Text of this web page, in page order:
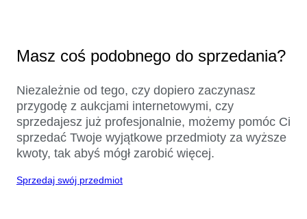
Masz coś podobnego do sprzedania?
Niezależnie od tego, czy dopiero zaczynasz
przygodę z aukcjami internetowymi, czy
sprzedajesz już profesjonalnie, możemy pomóc Ci
sprzedać Twoje wyjątkowe przedmioty za wyższe
kwoty, tak abyś mógł zarobić więcej.
Sprzedaj swój przedmiot